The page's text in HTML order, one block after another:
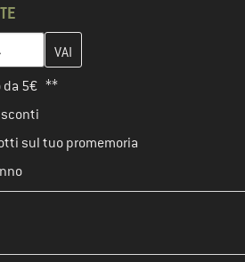
e-mail e crea il tuo account cliente
da 5€ **
sul tuo promemoria